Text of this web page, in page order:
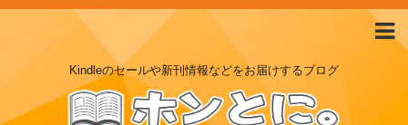
Kindleのセールや新刊情報などをお届けするブログ